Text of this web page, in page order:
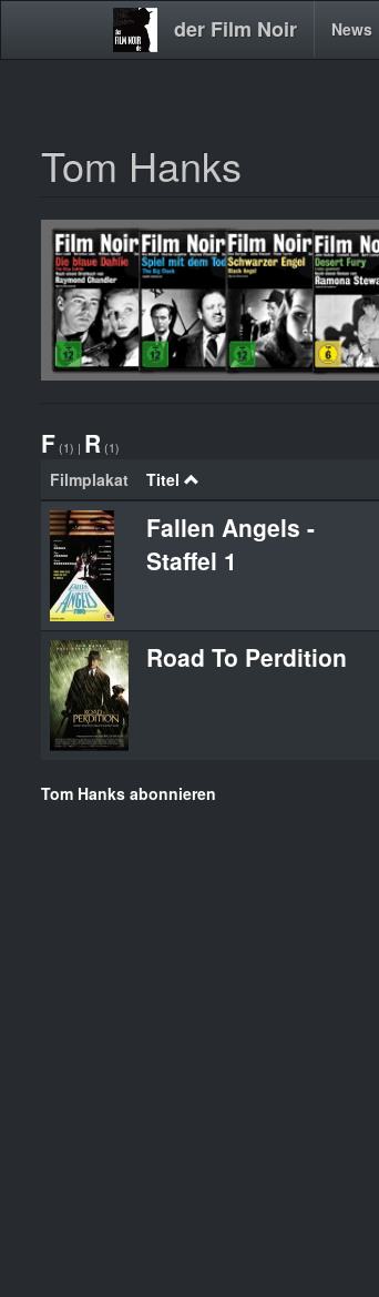
Direkt
der Film Noir
Main News
Tom Hanks
F (1) | R (1)
Filmplakat Titel
Fallen Angels -
Staffel 1
Road To Perdition
Tom Hanks abonnieren